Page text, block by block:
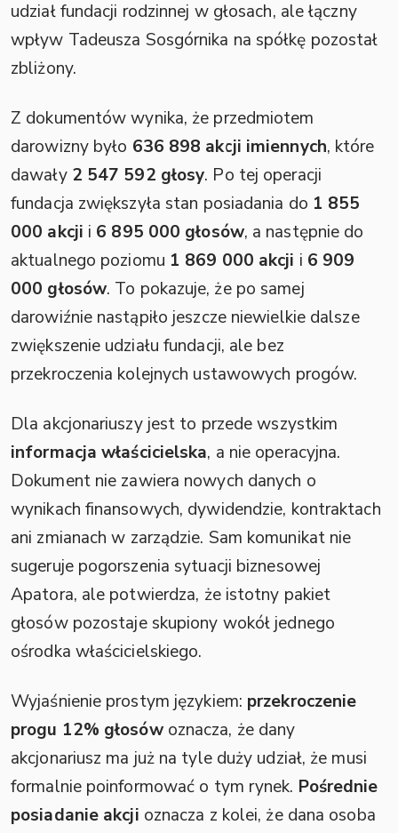
udział fundacji rodzinnej w głosach, ale łączny
wpływ Tadeusza Sosgórnika na spółkę pozostał
zbliżony.
Z dokumentów wynika, że przedmiotem
darowizny było 636 898 akcji imiennych, które
dawały 2 547 592 głosy. Po tej operacji
fundacja zwiększyła stan posiadania do 1 855
000 akcji i 6 895 000 głosów, a następnie do
aktualnego poziomu 1 869 000 akcji i 6 909
000 głosów. To pokazuje, że po samej
darowiźnie nastąpiło jeszcze niewielkie dalsze
zwiększenie udziału fundacji, ale bez
przekroczenia kolejnych ustawowych progów.
Dla akcjonariuszy jest to przede wszystkim
informacja właścicielska, a nie operacyjna.
Dokument nie zawiera nowych danych o
wynikach finansowych, dywidendzie, kontraktach
ani zmianach w zarządzie. Sam komunikat nie
sugeruje pogorszenia sytuacji biznesowej
Apatora, ale potwierdza, że istotny pakiet
głosów pozostaje skupiony wokół jednego
ośrodka właścicielskiego.
Wyjaśnienie prostym językiem: przekroczenie
progu 12% głosówoznacza, że dany
akcjonariusz ma już na tyle duży udział, że musi
formalnie poinformować o tym rynek. Pośrednie
posiadanie akcji oznacza z kolei, że dana osoba